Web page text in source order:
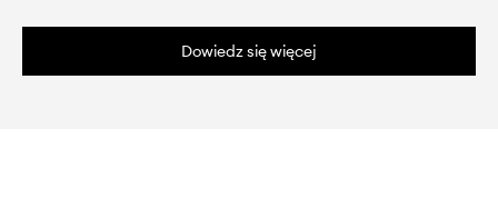
Dowiedz się więcej